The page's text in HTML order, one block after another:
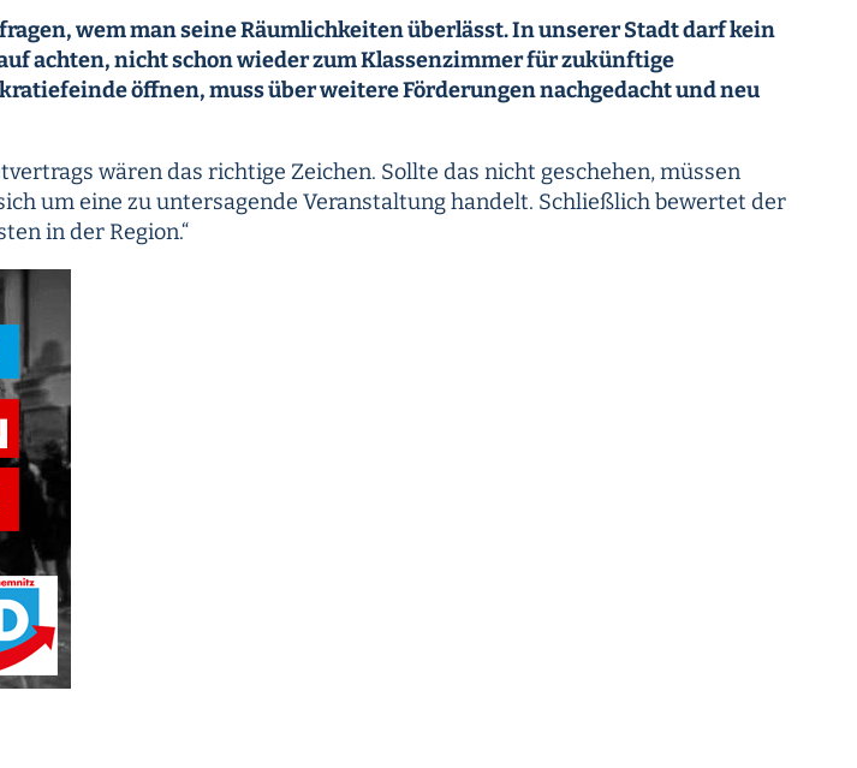
wem man seine Räumlichkeiten überlässt. In unserer Stadt darf kein
achten, nicht schon wieder zum Klassenzimmer für zukünftige
öffnen, muss über weitere Förderungen nachgedacht und neu
wären das richtige Zeichen. Sollte das nicht geschehen, müssen
um eine zu untersagende Veranstaltung handelt. Schließlich bewertet der
in der Region.“